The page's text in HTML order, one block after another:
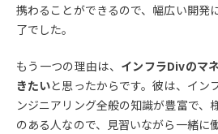
携わることができるので、幅広い開発
了でした。
もう一つの理由は、 インフラDivのマ
きたいと思ったからです。彼は、イン
ンジニアリング全般の知識が豊富で、
のある人なので、見習いながら一緒に